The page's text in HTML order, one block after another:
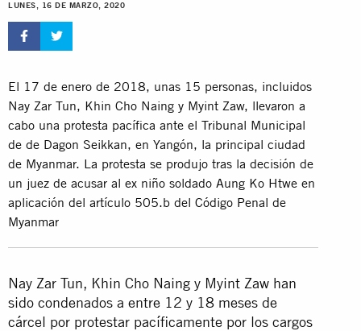
LUNES, 16 DE MARZO, 2020
El 17 de enero de 2018, unas 15 personas, incluidos
Nay Zar Tun, Khin Cho Naing y Myint Zaw, llevaron a
cabo una protesta pacífica ante el Tribunal Municipal
de de Dagon Seikkan, en Yangón, la principal ciudad
de Myanmar. La protesta se produjo tras la decisión de
un juez de acusar al ex niño soldado Aung Ko Htwe en
aplicación del artículo 505.b del Código Penal de
Myanmar
Nay Zar Tun, Khin Cho Naing y Myint Zaw han
sido condenados a entre 12 y 18 meses de
cárcel por protestar pacíficamente por los cargos